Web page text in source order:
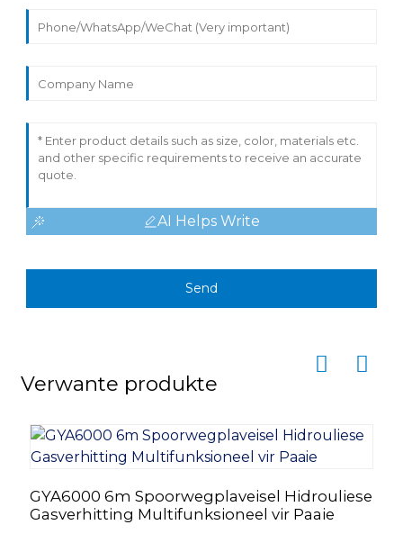
AI Helps Write
Send
Verwante produkte
GYA6000 6m Spoorwegplaveisel Hidrouliese
Gasverhitting Multifunksioneel vir Paaie